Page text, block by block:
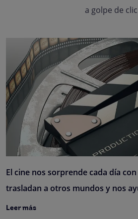
a golpe de clic
El cine nos sorprende cada día
trasladan a otros mundos y nos
Leer más